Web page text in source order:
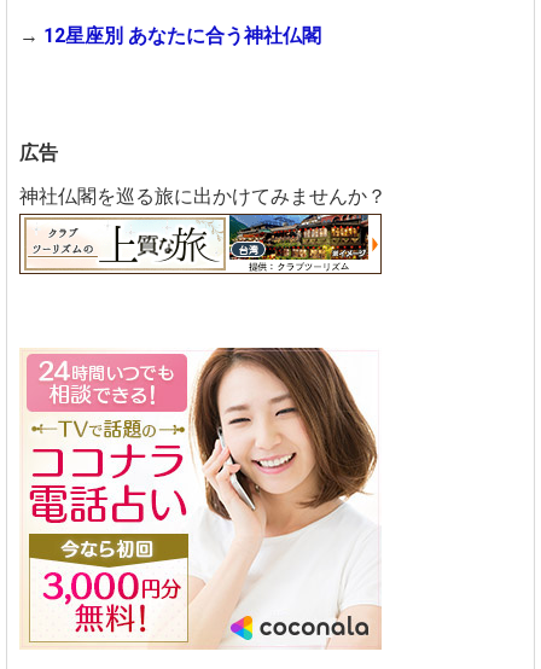
→ 12星座別 あなたに合う神社仏閣
広告
神社仏閣を巡る旅に出かけてみませんか？